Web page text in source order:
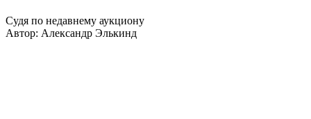
Судя по недавнему аукциону
Автор: Александр Элькинд